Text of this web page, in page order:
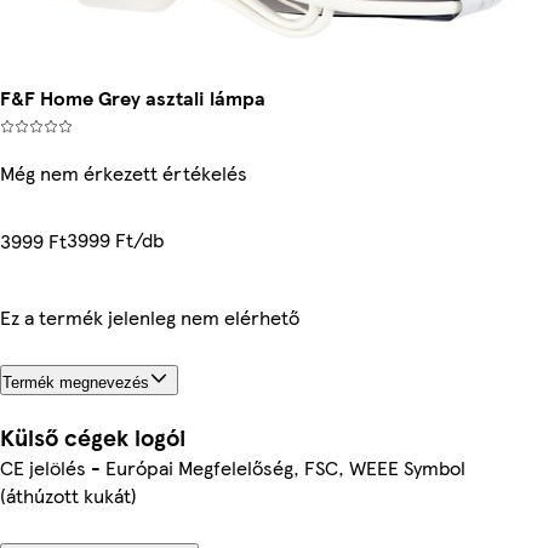
F&F Home Grey asztali lámpa
Még nem érkezett értékelés
3999 Ft3999 Ft/db
Ez a termék jelenleg nem elérhető
Termék megnevezés
Külső cégek logói
CE jelölés - Európai Megfelelőség, FSC, WEEE Symbol
(áthúzott kukát)